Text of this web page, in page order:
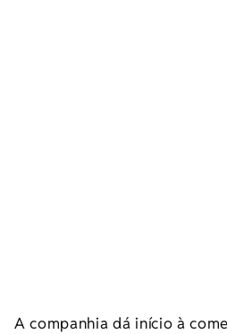
A companhia dá início à